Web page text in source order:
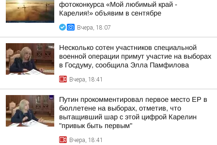
фотоконкурса «Мой любимый край -
Карелия!» объявим в сентябре
Вчера, 18:07
Несколько сотен участников специальной
военной операции примут участие на выборах
в Госдуму, сообщила Элла Памфилова
Вчера, 18:41
Путин прокомментировал первое место ЕР в
бюллетене на выборах, отметив, что
вытащивший шар с этой цифрой Карелин
"привык быть первым"
Вчера, 18:41